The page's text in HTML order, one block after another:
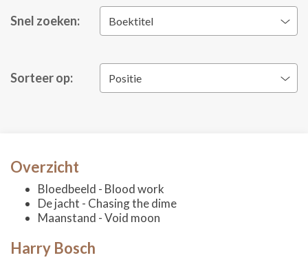
Snel zoeken: Boektitel
Sorteer op: Positie
Overzicht
Bloedbeeld - Blood work
De jacht - Chasing the dime
Maanstand - Void moon
Harry Bosch